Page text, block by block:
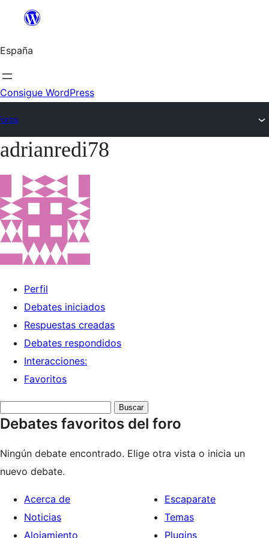
Saltar
contenido
España
Consigue WordPress
Saltar
contenido
adrianredi78
Perfil
Debates iniciados
Respuestas creadas
Debates respondidos
Interacciones:
Favoritos
debates:
Debates favoritos del foro
Ningún debate encontrado. Elige otra vista o inicia un
nuevo debate.
Acerca de
Noticias
Alojamiento
Escaparate
Temas
Plugins